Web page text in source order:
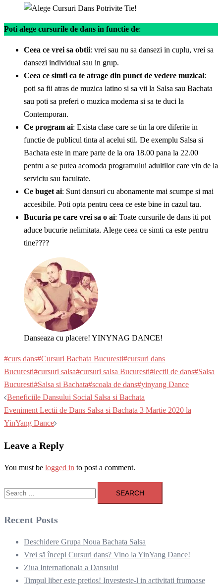
Poti alege cursurile de dans in functie de:
Ceea ce vrei sa obtii: vrei sau nu sa dansezi in cuplu, vrei sa
dansezi individual sau in grup.
Ceea ce simti ca te atrage din punct de vedere muzical:
poti sa fii atras de muzica latino si sa vii la Salsa sau Bachata
sau poti sa preferi o muzica moderna si sa te duci la
Contemporan.
Ce program ai: Exista clase care se tin la ore diferite in
functie de publicul tinta al acelui stil. De exemplu Salsa si
Bachata este in mare parte de la ora 18.00 pana la 22.00
pentru a se putea acomoda programului adultilor care vin de la
serviciu sau facultate.
Ce buget ai: Sunt dansuri cu abonamente mai scumpe si mai
accesibile. Poti opta pentru ceea ce este bine in cazul tau.
Bucuria pe care vrei sa o ai: Toate cursurile de dans iti pot
aduce bucurie nelimitata. Alege ceea ce simti ca este pentru
tine????
Danseaza cu placere! YINYNAG DANCE!
#curs dans#Cursuri Bachata Bucuresti#cursuri dans
Bucuresti#cursuri salsa#cursuri salsa Bucuresti#lectii de dans#Salsa
Bucuresti#Salsa si Bachata#scoala de dans#yinyang Dance
Post
navigation
Beneficiile Dansului Social Salsa si Bachata
Eveniment Lectii de Dans Salsa si Bachata 3 Martie 2020 la
YinYang Dance
Leave a Reply
You must be logged in to post a comment.
Search
for:
Recent Posts
Deschidere Grupa Noua Bachata Salsa
Vrei să începi Cursuri dans? Vino la YinYang Dance!
Ziua Internationala a Dansului
Timpul liber este pretios! Investeste-l in activitati frumoase